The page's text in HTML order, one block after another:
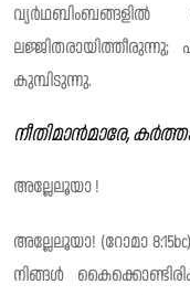
വ്യർഥബിംബങ്ങളിൽ
കുമ്പിടുന്നു.
നീതിമാൻമാരേ,
അല്ലേലൂയാ !
അല്ലേലൂയാ! (റോമാ
നിങ്ങൾ